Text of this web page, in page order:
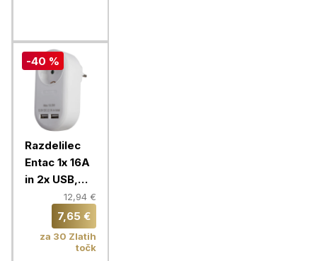
-40 %
Razdelilec
Entac 1x 16A
in 2x USB,
12,94 €
7,65 €
za 30 Zlatih
točk